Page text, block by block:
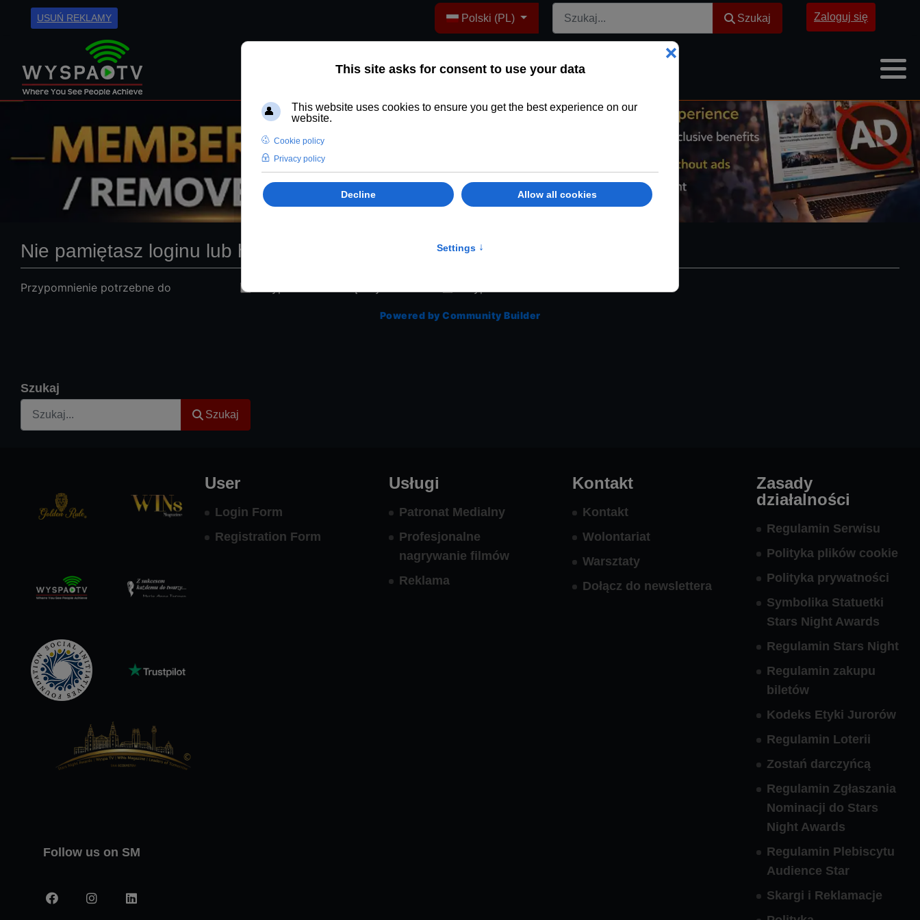
USUŃ REKLAMY
Wybierz swój język
Polski (PL) Szukaj Zaloguj się
Nie pamiętasz loginu lub hasła?
Przypomnienie potrzebne do
Powered by Community Builder
Szukaj
Szukaj
Follow us on SM
FacebookInstagramLinkedIn
User
Login Form
Registration Form
Usługi
Patronat Medialny
Profesjonalne
nagrywanie filmów
Reklama
Kontakt
Kontakt
Wolontariat
Warsztaty
Dołącz do newslettera
Zasady
działalności
Regulamin Serwisu
Polityka plików cookie
Polityka prywatności
Symbolika Statuetki
Stars Night Awards
Regulamin Stars Night
Regulamin zakupu
biletów
Kodeks Etyki Jurorów
Regulamin Loterii
Zostań darczyńcą
Regulamin Zgłaszania
Nominacji do Stars
Night Awards
Regulamin Plebiscytu
Audience Star
Skargi i Reklamacje